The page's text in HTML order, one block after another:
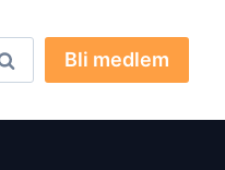
Bli medlem